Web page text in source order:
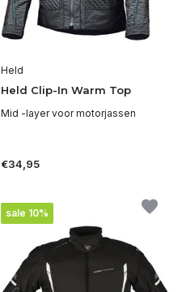
Held
Held Clip-In Warm Top
Mid -layer voor motorjassen
€34,95
sale 10%